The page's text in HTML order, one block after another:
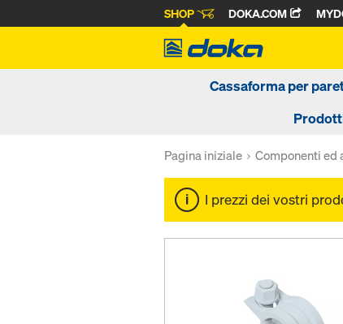
SHOP DOKA.COM
Cassaforma per
Pagina iniziale Componenti ed
I prezzi dei vostri